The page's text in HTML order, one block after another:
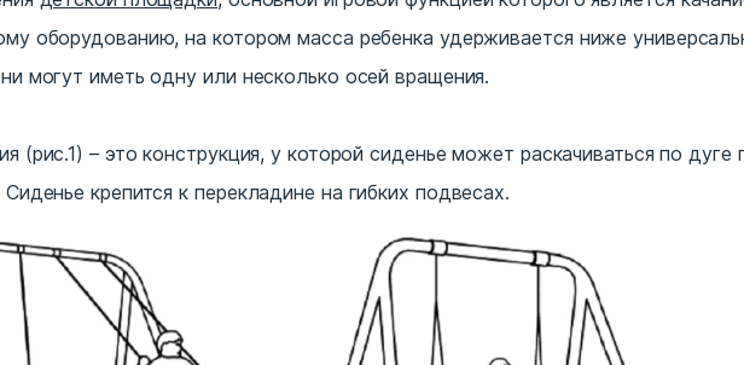
оборудованию, на котором масса ребенка удерживается ниже
могут иметь одну или несколько осей вращения.
(рис.1) – это конструкция, у которой сиденье может раскачиваться по дуге
крепится к перекладине на гибких подвесах.